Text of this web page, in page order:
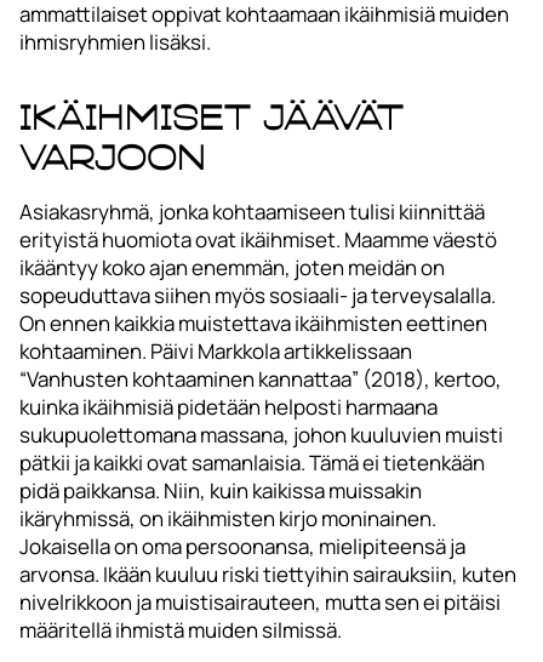
ammattilaiset oppivat kohtaamaan ikäihmisiä muiden
ihmisryhmien lisäksi.
Ikäihmiset jäävät
varjoon
Asiakasryhmä, jonka kohtaamiseen tulisi kiinnittää
erityistä huomiota ovat ikäihmiset. Maamme väestö
ikääntyy koko ajan enemmän, joten meidän on
sopeuduttava siihen myös sosiaali- ja terveysalalla.
On ennen kaikkia muistettava ikäihmisten eettinen
kohtaaminen. Päivi Markkola artikkelissaan
“Vanhusten kohtaaminen kannattaa” (2018), kertoo,
kuinka ikäihmisiä pidetään helposti harmaana
sukupuolettomana massana, johon kuuluvien muisti
pätkii ja kaikki ovat samanlaisia. Tämä ei tietenkään
pidä paikkansa. Niin, kuin kaikissa muissakin
ikäryhmissä, on ikäihmisten kirjo moninainen.
Jokaisella on oma persoonansa, mielipiteensä ja
arvonsa. Ikään kuuluu riski tiettyihin sairauksiin, kuten
nivelrikkoon ja muistisairauteen, mutta sen ei pitäisi
määritellä ihmistä muiden silmissä.